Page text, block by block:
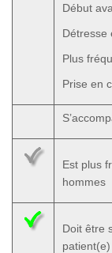
Début
Détresse
Plus
Prise en
Est plus
hommes
Doit être